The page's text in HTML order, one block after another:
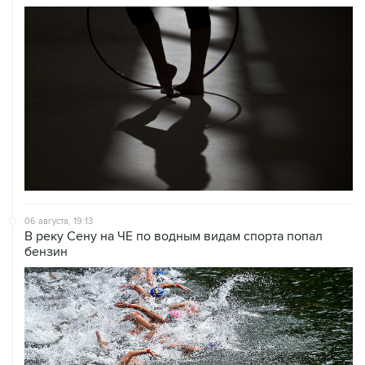
06 августа, 19:13
В реку Сену на ЧЕ по водным видам спорта попал
бензин